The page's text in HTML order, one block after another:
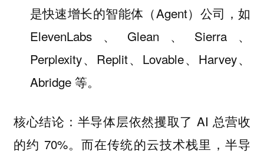
是快速增长的智能体（Agent）公司，如
ElevenLabs、Glean、Sierra、
Perplexity、Replit、Lovable、Harvey、
Abridge 等。
核心结论：半导体层依然攫取了 AI 总营收
的约 70%。而在传统的云技术栈里，半导